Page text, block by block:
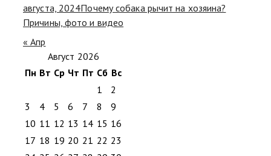
августа, 2024Почему собака рычит на хозяина?
Причины, фото и видео
« Апр
Август 2026
Пн Вт Ср Чт Пт Сб Вс
1
2
3
4 5 6 7 8
9
10 11 12 13 14 15 16
17 18 19 20 21 22 23